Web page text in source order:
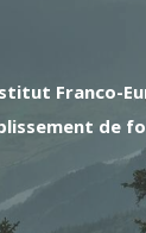
Franco-
de